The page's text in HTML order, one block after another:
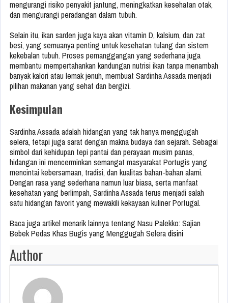
mengurangi risiko penyakit jantung, meningkatkan kesehatan otak,
dan mengurangi peradangan dalam tubuh.
Selain itu, ikan sarden juga kaya akan vitamin D, kalsium, dan zat
besi, yang semuanya penting untuk kesehatan tulang dan sistem
kekebalan tubuh. Proses pemanggangan yang sederhana juga
membantu mempertahankan kandungan nutrisi ikan tanpa menambah
banyak kalori atau lemak jenuh, membuat Sardinha Assada menjadi
pilihan makanan yang sehat dan bergizi.
Kesimpulan
Sardinha Assada adalah hidangan yang tak hanya menggugah
selera, tetapi juga sarat dengan makna budaya dan sejarah. Sebagai
simbol dari kehidupan tepi pantai dan perayaan musim panas,
hidangan ini mencerminkan semangat masyarakat Portugis yang
mencintai kebersamaan, tradisi, dan kualitas bahan-bahan alami.
Dengan rasa yang sederhana namun luar biasa, serta manfaat
kesehatan yang berlimpah, Sardinha Assada terus menjadi salah
satu hidangan favorit yang mewakili kekayaan kuliner Portugal.
Baca juga artikel menarik lainnya tentang Nasu Palekko: Sajian
Bebek Pedas Khas Bugis yang Menggugah Seleradisini
Author